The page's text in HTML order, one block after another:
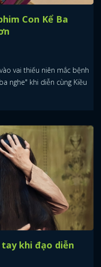
Con Kể Ba
vai thiếu niên mắc bệnh
nghe" khi diễn cùng Kiều
khi đạo diễn